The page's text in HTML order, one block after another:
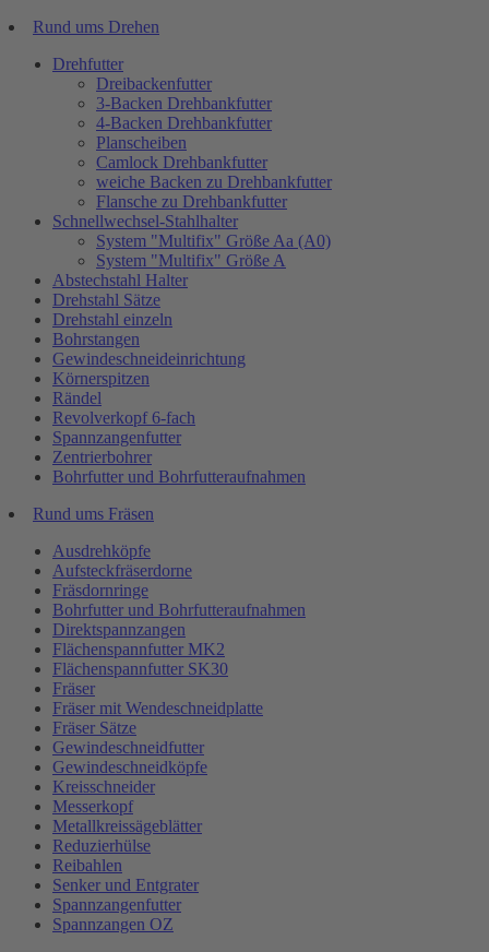
Rund ums Drehen
Drehfutter
Dreibackenfutter
3-Backen Drehbankfutter
4-Backen Drehbankfutter
Planscheiben
Camlock Drehbankfutter
weiche Backen zu Drehbankfutter
Flansche zu Drehbankfutter
Schnellwechsel-Stahlhalter
System "Multifix" Größe Aa (A0)
System "Multifix" Größe A
Abstechstahl Halter
Drehstahl Sätze
Drehstahl einzeln
Bohrstangen
Gewindeschneideinrichtung
Körnerspitzen
Rändel
Revolverkopf 6-fach
Spannzangenfutter
Zentrierbohrer
Bohrfutter und Bohrfutteraufnahmen
Rund ums Fräsen
Ausdrehköpfe
Aufsteckfräserdorne
Fräsdornringe
Bohrfutter und Bohrfutteraufnahmen
Direktspannzangen
Flächenspannfutter MK2
Flächenspannfutter SK30
Fräser
Fräser mit Wendeschneidplatte
Fräser Sätze
Gewindeschneidfutter
Gewindeschneidköpfe
Kreisschneider
Messerkopf
Metallkreissägeblätter
Reduzierhülse
Reibahlen
Senker und Entgrater
Spannzangenfutter
Spannzangen OZ